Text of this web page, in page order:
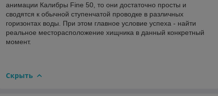
анимации Калибры Fine 50, то они достаточно просты и
сводятся к обычной ступенчатой проводке в различных
горизонтах воды. При этом главное условие успеха - найти
реальное месторасположение хищника в данный конкретный
момент.
Скрыть